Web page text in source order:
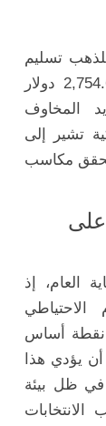
تسليم
شهر ديسمبر بنسبة 0.2%، مغلقةً عند 2,754.60 دولار
المخاوف
تشير إلى
مكاسب
على
العام، إذ
أن يقوم الاحتياطي
بخفض أسعار الفائدة بمقدار 25 نقطة أساس
يؤدي هذا
في ظل بيئة